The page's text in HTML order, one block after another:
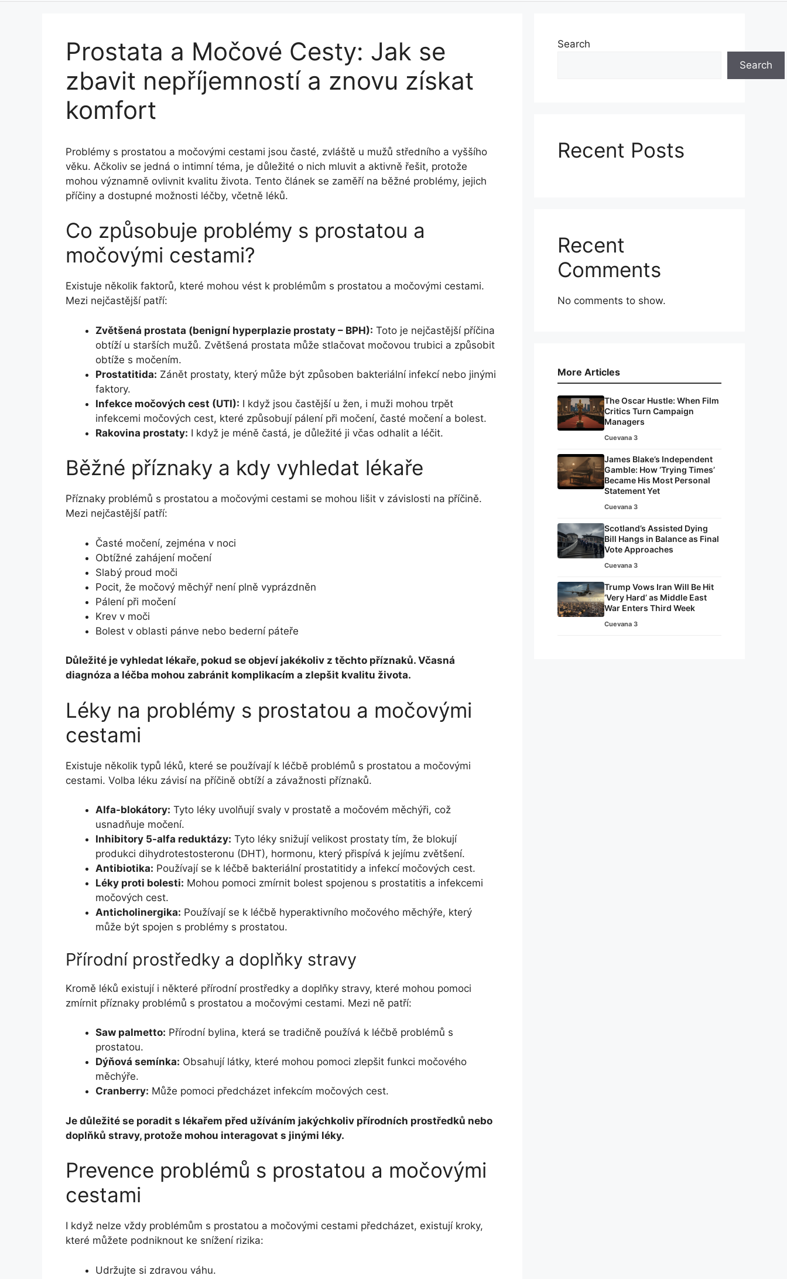
Prostata a Močové Cesty: Jak se
zbavit nepříjemností a znovu získat
komfort
Problémy s prostatou a močovými cestami jsou časté, zvláště u mužů středního a vyššího
věku. Ačkoliv se jedná o intimní téma, je důležité o nich mluvit a aktivně řešit, protože
mohou významně ovlivnit kvalitu života. Tento článek se zaměří na běžné problémy, jejich
příčiny a dostupné možnosti léčby, včetně léků.
Co způsobuje problémy s prostatou a
močovými cestami?
Existuje několik faktorů, které mohou vést k problémům s prostatou a močovými cestami.
Mezi nejčastější patří:
Zvětšená prostata (benigní hyperplazie prostaty – BPH): Toto je nejčastější příčina
obtíží u starších mužů. Zvětšená prostata může stlačovat močovou trubici a způsobit
obtíže s močením.
Prostatitida: Zánět prostaty, který může být způsoben bakteriální infekcí nebo jinými
faktory.
Infekce močových cest (UTI): I když jsou častější u žen, i muži mohou trpět
infekcemi močových cest, které způsobují pálení při močení, časté močení a bolest.
Rakovina prostaty: I když je méně častá, je důležité ji včas odhalit a léčit.
Běžné příznaky a kdy vyhledat lékaře
Příznaky problémů s prostatou a močovými cestami se mohou lišit v závislosti na příčině.
Mezi nejčastější patří:
Časté močení, zejména v noci
Obtížné zahájení močení
Slabý proud moči
Pocit, že močový měchýř není plně vyprázdněn
Pálení při močení
Krev v moči
Bolest v oblasti pánve nebo bederní páteře
Důležité je vyhledat lékaře, pokud se objeví jakékoliv z těchto příznaků. Včasná
diagnóza a léčba mohou zabránit komplikacím a zlepšit kvalitu života.
Léky na problémy s prostatou a močovými
cestami
Existuje několik typů léků, které se používají k léčbě problémů s prostatou a močovými
cestami. Volba léku závisí na příčině obtíží a závažnosti příznaků.
Alfa-blokátory: Tyto léky uvolňují svaly v prostatě a močovém měchýři, což
usnadňuje močení.
Inhibitory 5-alfa reduktázy: Tyto léky snižují velikost prostaty tím, že blokují
produkci dihydrotestosteronu (DHT), hormonu, který přispívá k jejímu zvětšení.
Antibiotika: Používají se k léčbě bakteriální prostatitidy a infekcí močových cest.
Léky proti bolesti: Mohou pomoci zmírnit bolest spojenou s prostatitis a infekcemi
močových cest.
Anticholinergika: Používají se k léčbě hyperaktivního močového měchýře, který
může být spojen s problémy s prostatou.
Přírodní prostředky a doplňky stravy
Kromě léků existují i některé přírodní prostředky a doplňky stravy, které mohou pomoci
zmírnit příznaky problémů s prostatou a močovými cestami. Mezi ně patří:
Saw palmetto: Přírodní bylina, která se tradičně používá k léčbě problémů s
prostatou.
Dýňová semínka: Obsahují látky, které mohou pomoci zlepšit funkci močového
měchýře.
Cranberry: Může pomoci předcházet infekcím močových cest.
Je důležité se poradit s lékařem před užíváním jakýchkoliv přírodních prostředků nebo
doplňků stravy, protože mohou interagovat s jinými léky.
Prevence problémů s prostatou a močovými
cestami
I když nelze vždy problémům s prostatou a močovými cestami předcházet, existují kroky,
které můžete podniknout ke snížení rizika:
Udržujte si zdravou váhu.
Search
Search
Recent Posts
Recent
Comments
No comments to show.
More Articles
The Oscar Hustle: When Film
Critics Turn Campaign
Managers
Cuevana 3
James Blake’s Independent
Gamble: How ‘Trying Times’
Became His Most Personal
Statement Yet
Cuevana 3
Scotland’s Assisted Dying
Bill Hangs in Balance as Final
Vote Approaches
Cuevana 3
Trump Vows Iran Will Be Hit
‘Very Hard’ as Middle East
War Enters Third Week
Cuevana 3